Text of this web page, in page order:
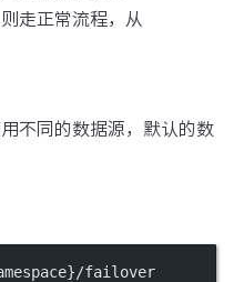
走正常流程，从
不同的数据源，默认的数
failover